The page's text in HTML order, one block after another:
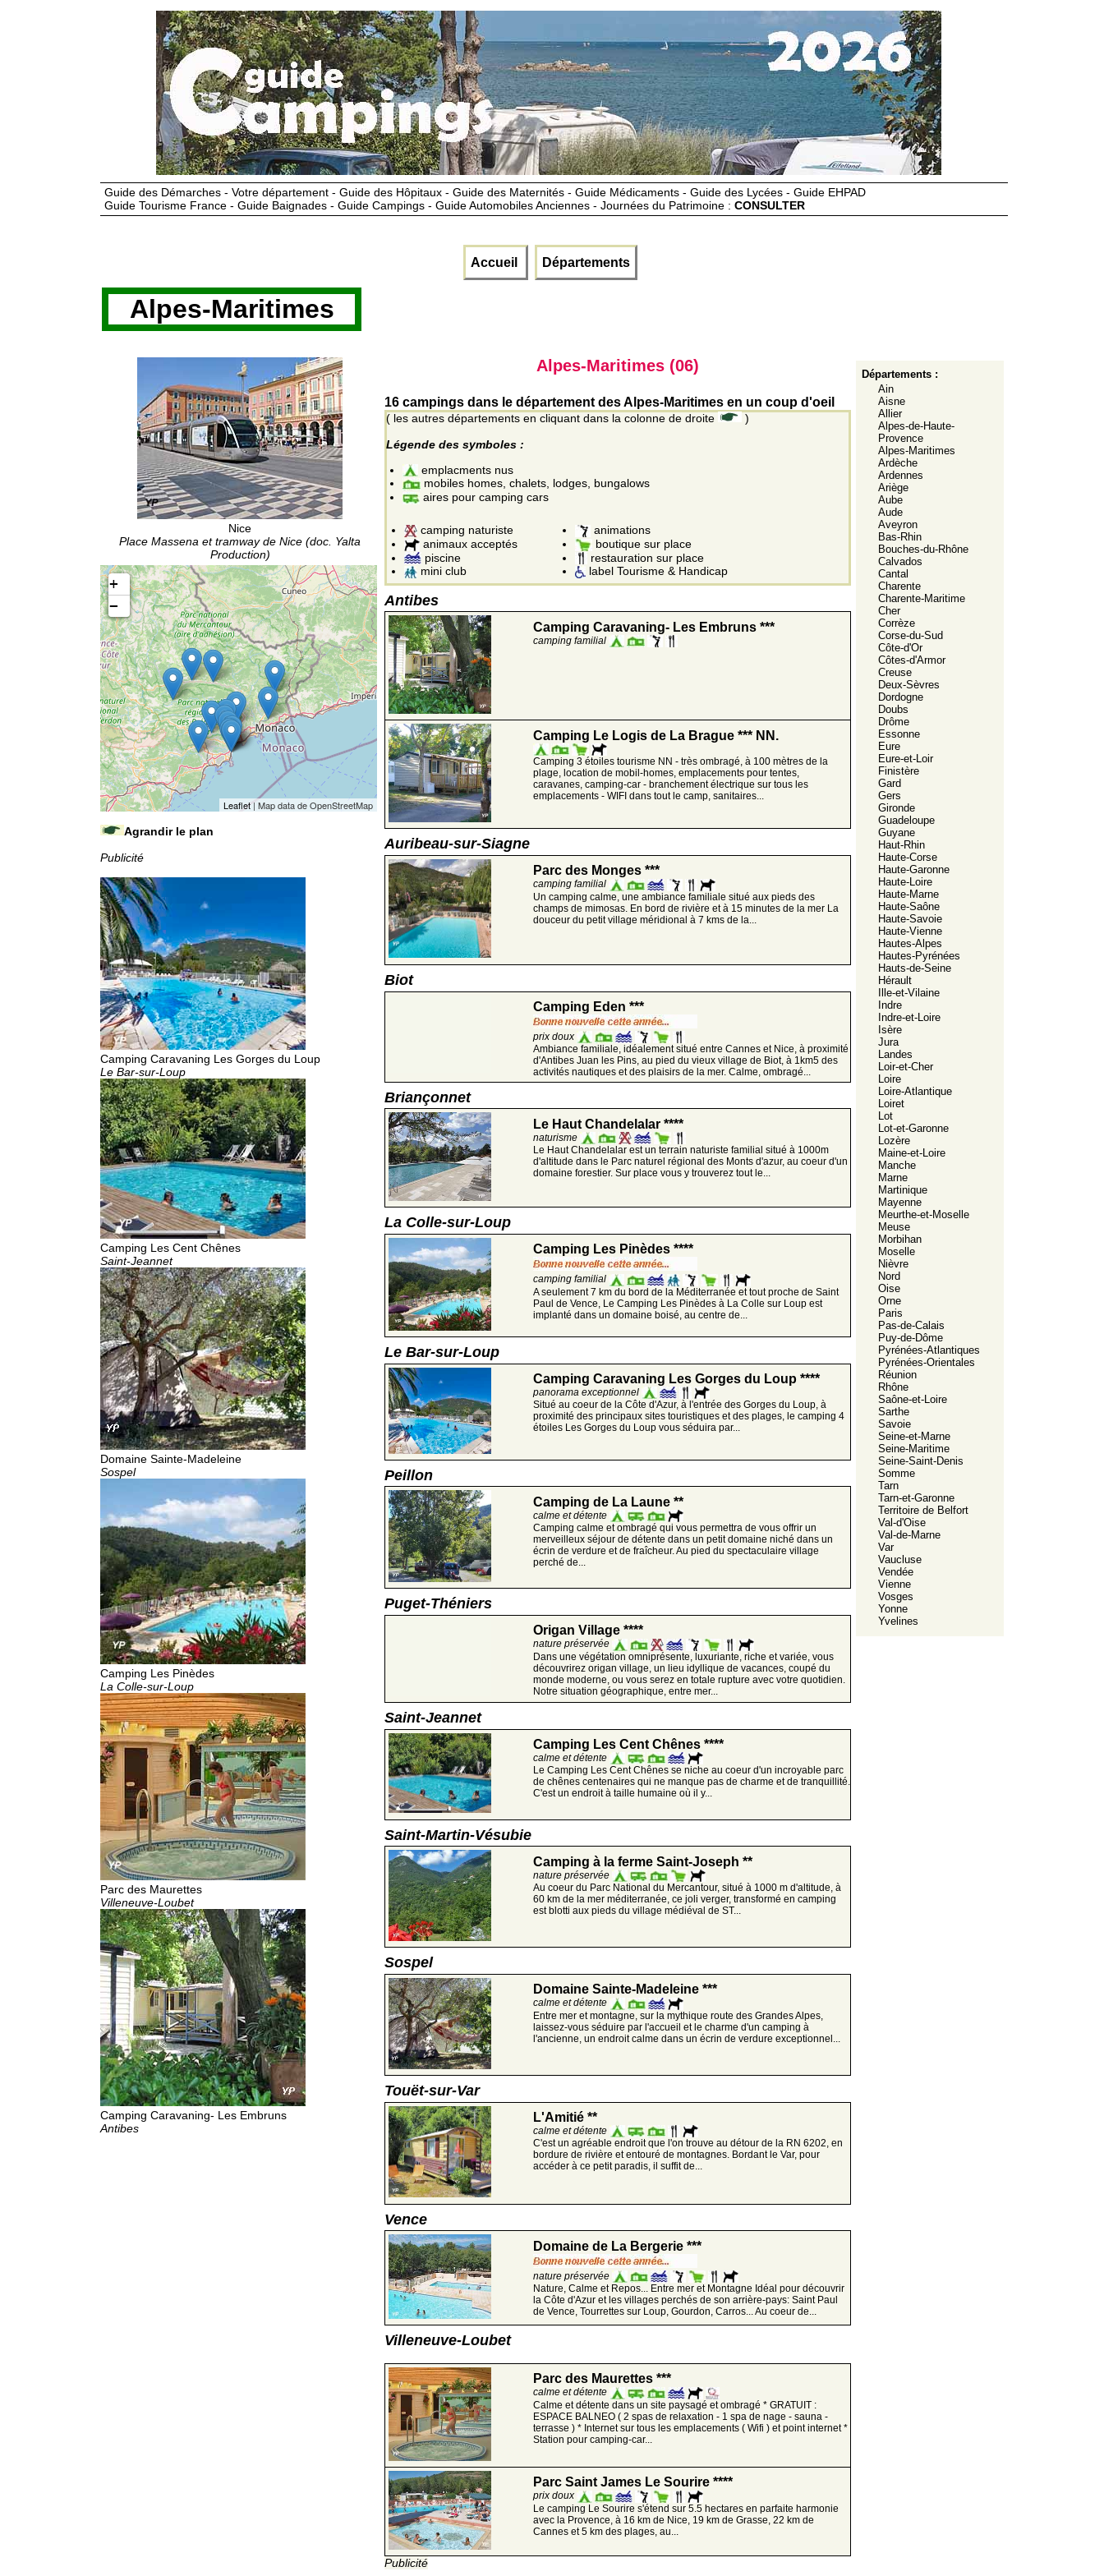
Guide des Démarches - Votre département - Guide des Hôpitaux - Guide des Maternités - Guide Médicaments - Guide des Lycées - Guide EHPAD
Guide Tourisme France - Guide Baignades - Guide Campings - Guide Automobiles Anciennes - Journées du Patrimoine : CONSULTER
Accueil Départements
Alpes-Maritimes
Nice
Place Massena et tramway de Nice (doc. Yalta
Production)
+
−
Leaflet| Map data de OpenStreetMap
Agrandir le plan
Publicité
Camping Caravaning Les Gorges du Loup
Le Bar-sur-Loup
Camping Les Cent Chênes
Saint-Jeannet
Domaine Sainte-Madeleine
Sospel
Camping Les Pinèdes
La Colle-sur-Loup
Parc des Maurettes
Villeneuve-Loubet
Camping Caravaning- Les Embruns
Antibes
Départements :
Ain
Aisne
Allier
Alpes-de-Haute-
Provence
Alpes-Maritimes
Ardèche
Ardennes
Ariège
Aube
Aude
Aveyron
Bas-Rhin
Bouches-du-Rhône
Calvados
Cantal
Charente
Charente-Maritime
Cher
Corrèze
Corse-du-Sud
Côte-d'Or
Côtes-d'Armor
Creuse
Deux-Sèvres
Dordogne
Doubs
Drôme
Essonne
Eure
Eure-et-Loir
Finistère
Gard
Gers
Gironde
Guadeloupe
Guyane
Haut-Rhin
Haute-Corse
Haute-Garonne
Haute-Loire
Haute-Marne
Haute-Saône
Haute-Savoie
Haute-Vienne
Hautes-Alpes
Hautes-Pyrénées
Hauts-de-Seine
Hérault
Ille-et-Vilaine
Indre
Indre-et-Loire
Isère
Jura
Landes
Loir-et-Cher
Loire
Loire-Atlantique
Loiret
Lot
Lot-et-Garonne
Lozère
Maine-et-Loire
Manche
Marne
Martinique
Mayenne
Meurthe-et-Moselle
Meuse
Morbihan
Moselle
Nièvre
Nord
Oise
Orne
Paris
Pas-de-Calais
Puy-de-Dôme
Pyrénées-Atlantiques
Pyrénées-Orientales
Réunion
Rhône
Saône-et-Loire
Sarthe
Savoie
Seine-et-Marne
Seine-Maritime
Seine-Saint-Denis
Somme
Tarn
Tarn-et-Garonne
Territoire de Belfort
Val-d'Oise
Val-de-Marne
Var
Vaucluse
Vendée
Vienne
Vosges
Yonne
Yvelines
Alpes-Maritimes (06)
16 campings dans le département des Alpes-Maritimes en un coup d'oeil
( les autres départements en cliquant dans la colonne de droite
)
Légende des symboles :
emplacments nus
mobiles homes, chalets, lodges, bungalows
aires pour camping cars
camping naturiste
animaux acceptés
piscine
mini club
animations
boutique sur place
restauration sur place
label Tourisme & Handicap
Antibes
Camping Caravaning- Les Embruns ***
camping familial
Camping Le Logis de La Brague *** NN.
Camping 3 étoiles tourisme NN - très ombragé, à 100 mètres de la
plage, location de mobil-homes, emplacements pour tentes,
caravanes, camping-car - branchement électrique sur tous les
emplacements - WIFI dans tout le camp, sanitaires...
Auribeau-sur-Siagne
Parc des Monges ***
camping familial
Un camping calme, une ambiance familiale situé aux pieds des
champs de mimosas. En bord de rivière et à 15 minutes de la mer La
douceur du petit village méridional à 7 kms de la...
Biot
Camping Eden ***
prix doux
Ambiance familiale, idéalement situé entre Cannes et Nice, à proximité
d'Antibes Juan les Pins, au pied du vieux village de Biot, à 1km5 des
activités nautiques et des plaisirs de la mer. Calme, ombragé...
Briançonnet
Le Haut Chandelalar ****
naturisme
Le Haut Chandelalar est un terrain naturiste familial situé à 1000m
d'altitude dans le Parc naturel régional des Monts d'azur, au coeur d'un
domaine forestier. Sur place vous y trouverez tout le...
La Colle-sur-Loup
Camping Les Pinèdes ****
camping familial
A seulement 7 km du bord de la Méditerranée et tout proche de Saint
Paul de Vence, Le Camping Les Pinèdes à La Colle sur Loup est
implanté dans un domaine boisé, au centre de...
Le Bar-sur-Loup
Camping Caravaning Les Gorges du Loup ****
panorama exceptionnel
Situé au coeur de la Côte d'Azur, à l'entrée des Gorges du Loup, à
proximité des principaux sites touristiques et des plages, le camping 4
étoiles Les Gorges du Loup vous séduira par...
Peillon
Camping de La Laune **
calme et détente
Camping calme et ombragé qui vous permettra de vous offrir un
merveilleux séjour de détente dans un petit domaine niché dans un
écrin de verdure et de fraîcheur. Au pied du spectaculaire village
perché de...
Puget-Théniers
Origan Village ****
nature préservée
Dans une végétation omniprésente, luxuriante, riche et variée, vous
découvrirez origan village, un lieu idyllique de vacances, coupé du
monde moderne, ou vous serez en totale rupture avec votre quotidien.
Notre situation géographique, entre mer...
Saint-Jeannet
Camping Les Cent Chênes ****
calme et détente
Le Camping Les Cent Chênes se niche au coeur d'un incroyable parc
de chênes centenaires qui ne manque pas de charme et de tranquillité.
C'est un endroit à taille humaine où il y...
Saint-Martin-Vésubie
Camping à la ferme Saint-Joseph **
nature préservée
Au coeur du Parc National du Mercantour, situé à 1000 m d'altitude, à
60 km de la mer méditerranée, ce joli verger, transformé en camping
est blotti aux pieds du village médiéval de ST...
Sospel
Domaine Sainte-Madeleine ***
calme et détente
Entre mer et montagne, sur la mythique route des Grandes Alpes,
laissez-vous séduire par l'accueil et le charme d'un camping à
l'ancienne, un endroit calme dans un écrin de verdure exceptionnel...
Touët-sur-Var
L'Amitié **
calme et détente
C'est un agréable endroit que l'on trouve au détour de la RN 6202, en
bordure de rivière et entouré de montagnes. Bordant le Var, pour
accéder à ce petit paradis, il suffit de...
Vence
Domaine de La Bergerie ***
nature préservée
Nature, Calme et Repos... Entre mer et Montagne Idéal pour découvrir
la Côte d'Azur et les villages perchés de son arrière-pays: Saint Paul
de Vence, Tourrettes sur Loup, Gourdon, Carros... Au coeur de...
Villeneuve-Loubet
Parc des Maurettes ***
calme et détente
Calme et détente dans un site paysagé et ombragé * GRATUIT :
ESPACE BALNEO ( 2 spas de relaxation - 1 spa de nage - sauna -
terrasse ) * Internet sur tous les emplacements ( Wifi ) et point internet *
Station pour camping-car...
Parc Saint James Le Sourire ****
prix doux
Le camping Le Sourire s'étend sur 5.5 hectares en parfaite harmonie
avec la Provence, à 16 km de Nice, 19 km de Grasse, 22 km de
Cannes et 5 km des plages, au...
Publicité